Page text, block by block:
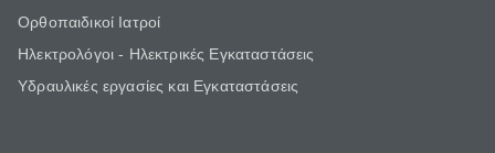
Ορθοπαιδικοί Ιατροί
Ηλεκτρολόγοι - Ηλεκτρικές Εγκαταστάσεις
Υδραυλικές εργασίες και Εγκαταστάσεις